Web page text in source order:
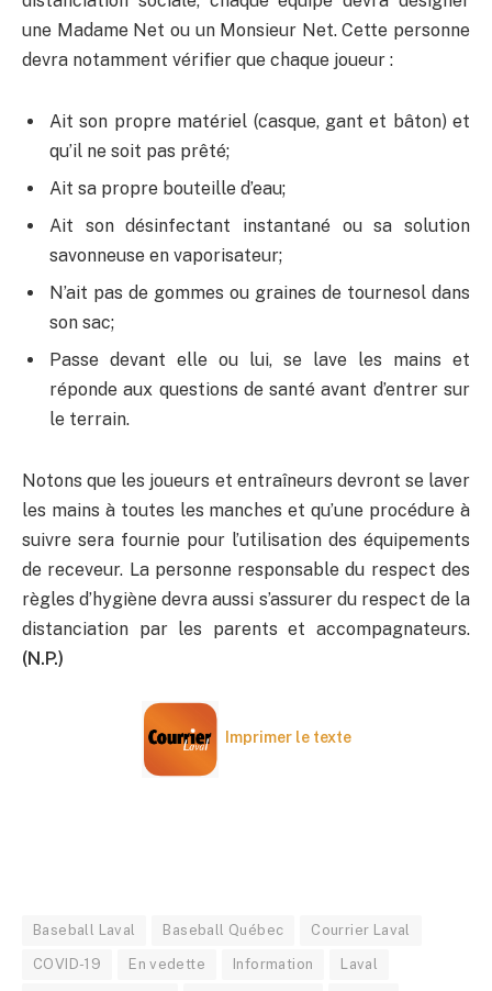
une Madame Net ou un Monsieur Net. Cette personne
devra notamment vérifier que chaque joueur :
Ait son propre matériel (casque, gant et bâton) et
qu’il ne soit pas prêté;
Ait sa propre bouteille d’eau;
Ait son désinfectant instantané ou sa solution
savonneuse en vaporisateur;
N’ait pas de gommes ou graines de tournesol dans
son sac;
Passe devant elle ou lui, se lave les mains et
réponde aux questions de santé avant d’entrer sur
le terrain.
Notons que les joueurs et entraîneurs devront se laver
les mains à toutes les manches et qu’une procédure à
suivre sera fournie pour l’utilisation des équipements
de receveur. La personne responsable du respect des
règles d’hygiène devra aussi s’assurer du respect de la
distanciation par les parents et accompagnateurs.
(N.P.)
Imprimer le texte
Baseball Laval Baseball Québec Courrier Laval
COVID-19 En vedette Information Laval